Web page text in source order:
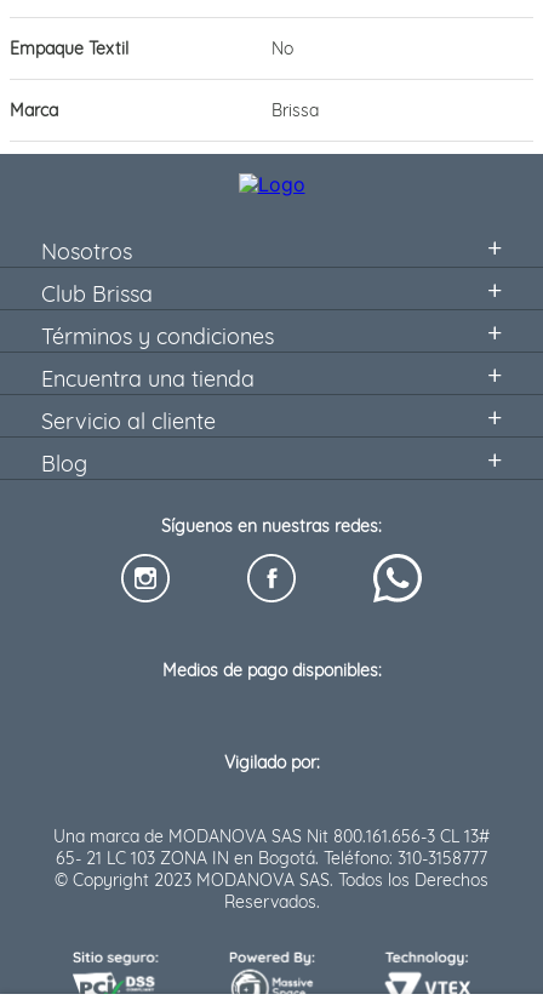
Empaque Textil No
Marca Brissa
Nosotros
Club Brissa
Términos y condiciones
Encuentra una tienda
Servicio al cliente
Blog
Síguenos en nuestras redes:
Medios de pago disponibles:
Vigilado por:
Una marca de MODANOVA SAS Nit 800.161.656-3 CL 13#
65- 21 LC 103 ZONA IN en Bogotá. Teléfono: 310-3158777
© Copyright 2023 MODANOVA SAS. Todos los Derechos
Reservados.